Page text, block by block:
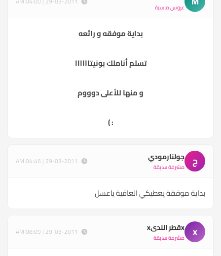
عروس ماسية
بداية موفقه و رائعه
تسلم أناملك بونيتاااااا
و منها للأعلى دوووم
: )
ج جولنارمودي
مشرفة سابقة
بداية موفقة يعطيكي العافية ياعسل
x xقطر الندىx
مشرفة سابقة